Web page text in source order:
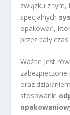
związku z tym,
specjalnych
opakowań,
przez cały
Ważne jest
oraz
stosowanie